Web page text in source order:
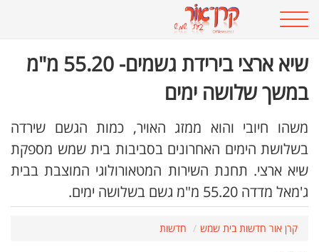
שיא ארצי בירידת גשמים- 55.20 מ"מ
במשך שלושה ימים
משהו חיובי והוא ממזג האויר, כמות הגשם שירדה
בשלושת הימים האחרונים בסביבות בית שמש מספקת
שיא ארצי. תחנת השירות המטאורולוגי המוצבת בבית
ג'מאל מדדה 55.20 מ"מ גשם בשלושה ימים.
קרן אור חדשות בית שמש חדשות